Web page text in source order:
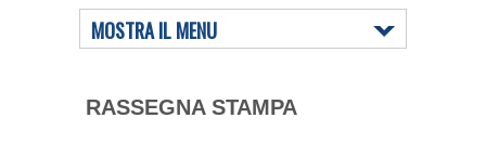
MOSTRA IL MENU
RASSEGNA STAMPA